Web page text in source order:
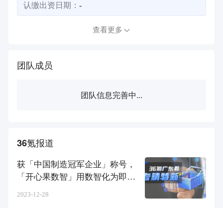
认缴出资日期： -
查看更多
团队成员
团队信息完善中...
36氪报道
获「中国制造冠军企业」称号，
「开心果数智」用数智化为即时
2023-12-28